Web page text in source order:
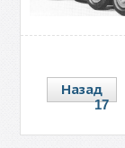
Назад
17